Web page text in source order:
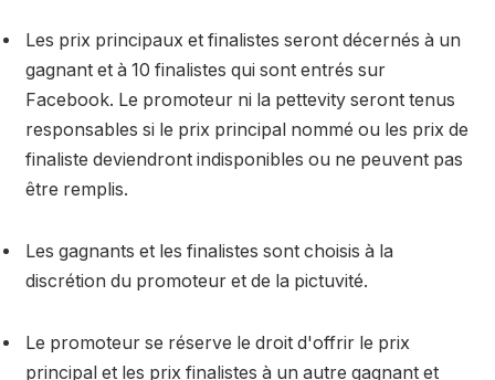
Les prix principaux et finalistes seront décernés à un
gagnant et à 10 finalistes qui sont entrés sur
Facebook. Le promoteur ni la pettevity seront tenus
responsables si le prix principal nommé ou les prix de
finaliste deviendront indisponibles ou ne peuvent pas
être remplis.
Les gagnants et les finalistes sont choisis à la
discrétion du promoteur et de la pictuvité.
Le promoteur se réserve le droit d'offrir le prix
principal et les prix finalistes à un autre gagnant et